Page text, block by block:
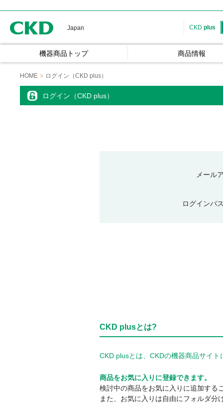
Japan CKD plus
機器商品トップ 商品情報
HOME ログイン（CKD plus）
ログイン（CKD plus）
メール
ログインパ
CKD plusとは?
CKD plusとは、CKDの機器商品サイ
商品をお気に入りに登録できます。
検討中の商品をお気に入りに追加する
また、お気に入りは自由にフォルダ